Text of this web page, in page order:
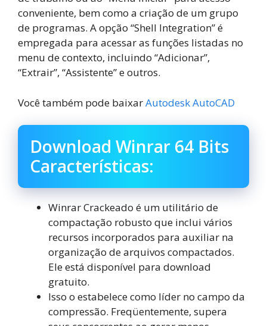
conveniente, bem como a criação de um grupo
de programas. A opção “Shell Integration” é
empregada para acessar as funções listadas no
menu de contexto, incluindo “Adicionar”,
“Extrair”, “Assistente” e outros.
Você também pode baixarAutodesk AutoCAD
Download Winrar 64 Bits
Características:
Winrar Crackeado é um utilitário de
compactação robusto que inclui vários
recursos incorporados para auxiliar na
organização de arquivos compactados.
Ele está disponível para download
gratuito.
Isso o estabelece como líder no campo da
compressão. Freqüentemente, supera